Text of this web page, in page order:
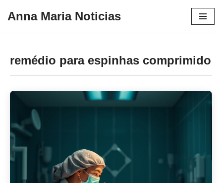
conteúdo
Anna Maria Noticias
remédio para espinhas comprimido